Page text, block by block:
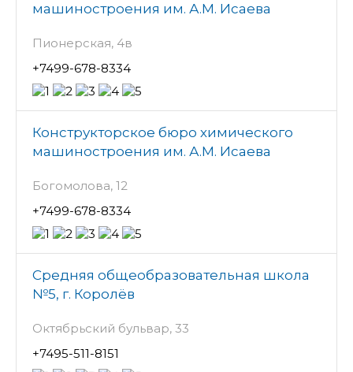
машиностроения им. А.М. Исаева
Пионерская, 4в
+7499-678-8334
Конструкторское бюро химического
машиностроения им. А.М. Исаева
Богомолова, 12
+7499-678-8334
Средняя общеобразовательная школа
№5, г. Королёв
Октябрьский бульвар, 33
+7495-511-8151